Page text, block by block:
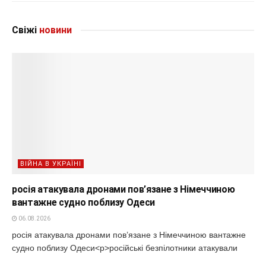
Свіжі новини
ВІЙНА В УКРАЇНІ
росія атакувала дронами пов’язане з Німеччиною
вантажне судно поблизу Одеси
06.08.2026
росія атакувала дронами пов’язане з Німеччиною вантажне
судно поблизу Одеси<p>російські безпілотники атакували